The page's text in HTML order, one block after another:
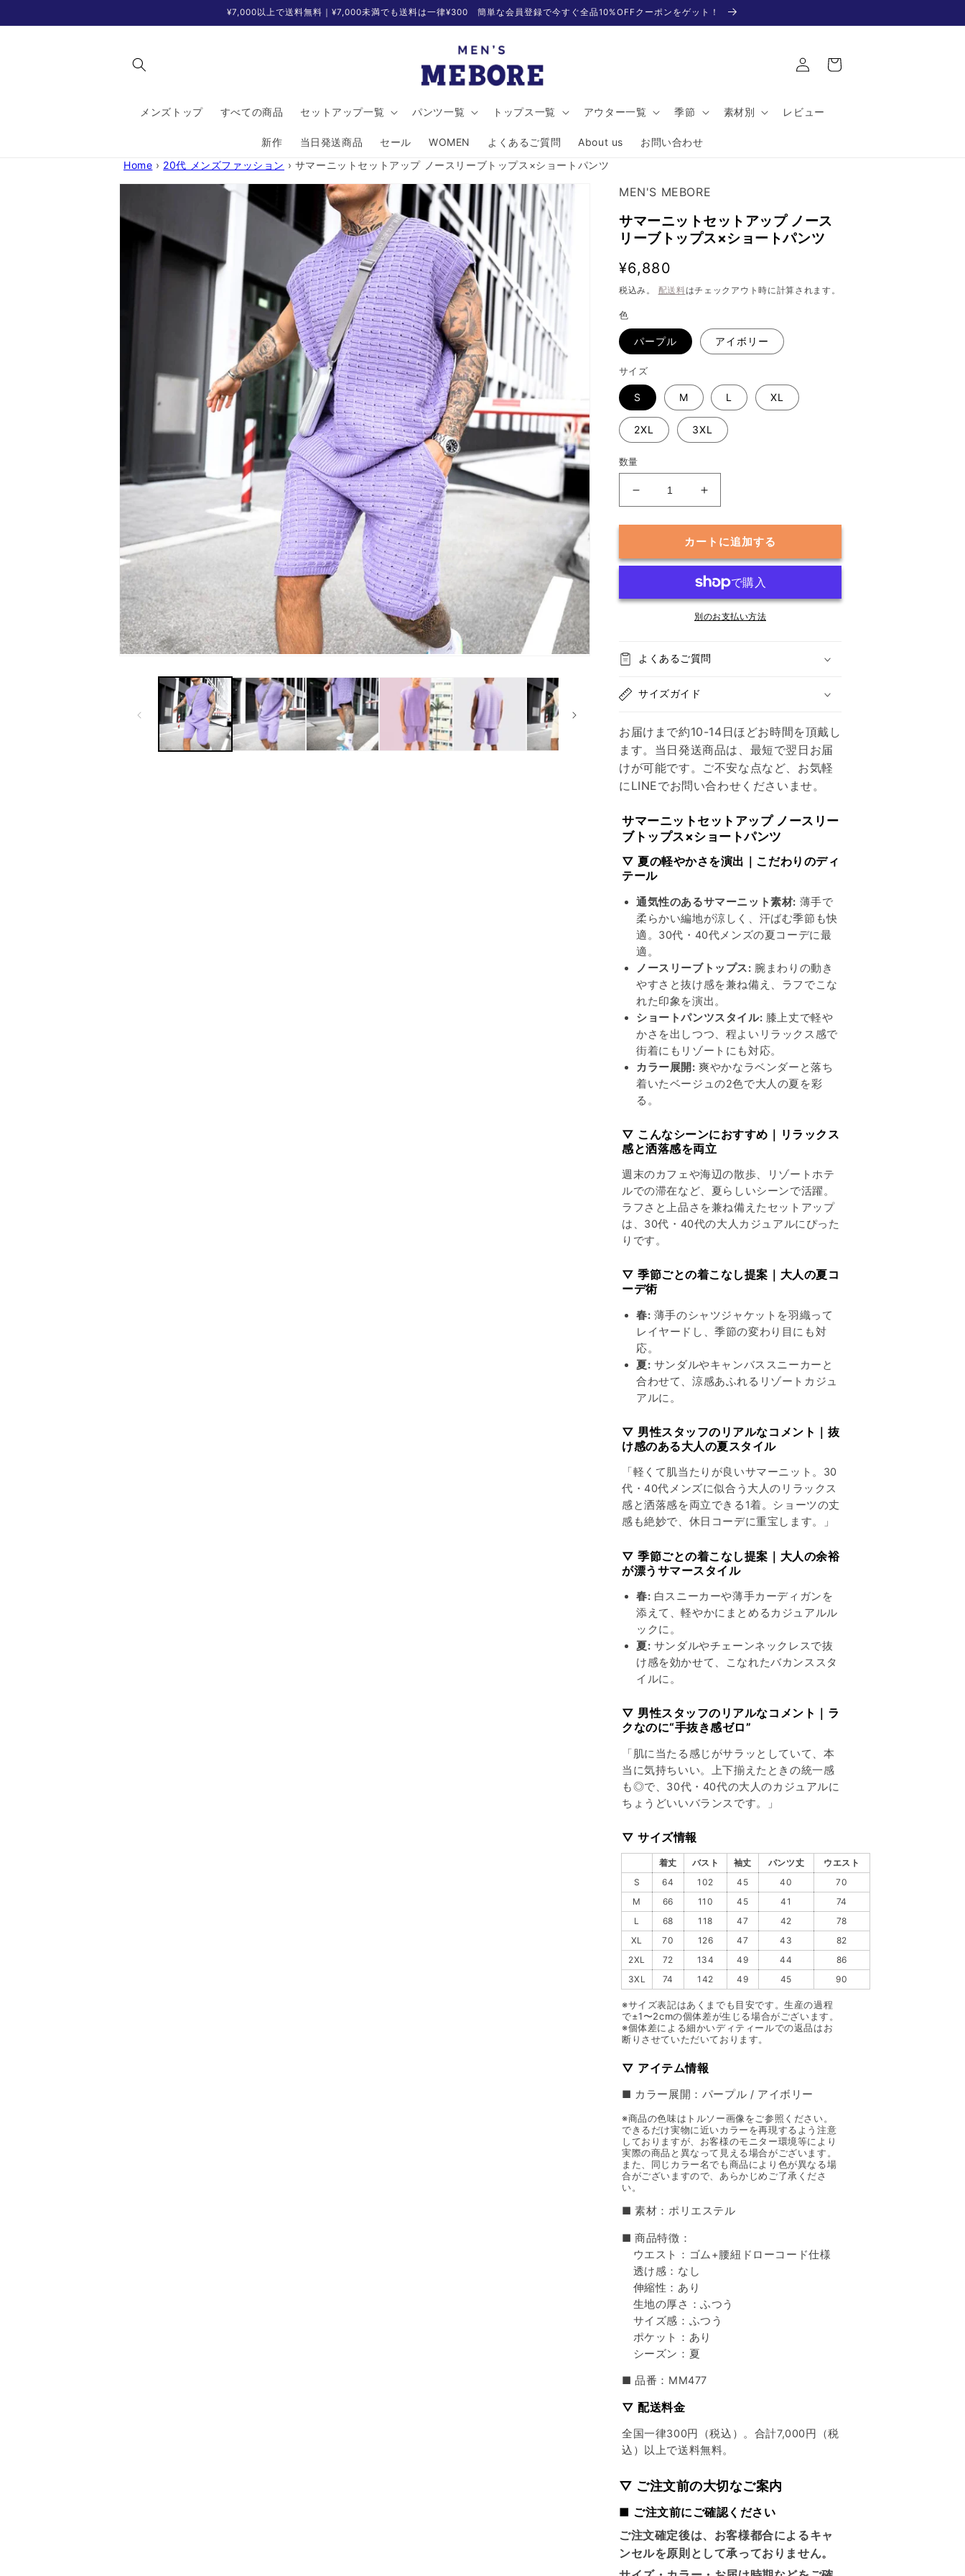
進む
¥7,000以上で送料無料｜¥7,000未満でも送料は一律¥300 簡単な会員登録で今すぐ全品10%OFFクーポンをゲット！
メンズトップ すべての商品 セットアップ一覧 パンツ一覧 トップス一覧 アウター一覧 季節 素材別 レビュー
新作 当日発送商品 セール WOMEN よくあるご質問 About us お問い合わせ
グ
イ
ー
Home › 20代 メンズファッション › サマーニットセットアップ ノースリーブトップス×ショートパンツ
商品情
MEN'S MEBORE
サマーニットセットアップ ノース
リーブトップス×ショートパンツ
通
常
格
¥6,880
税込み。 配送料はチェックアウト時に計算されます。
色
パープル アイボリー
サイズ
S M L XL
2XL 3XL
数量
ッ
セ
ア
プ
ス
リ
ー
ブ
ッ
プ
ス
×
ョ
ー
ト
パ
ン
ツ
の
数
量
を
減
ら
サ
ニ
ッ
ト
セ
ッ
ア
ス
リ
ー
ブ
ッ
プ
ス
ョ
ー
ト
パ
ン
ツ
の
数
量
を
増
カートに追加する
別のお支払い方法
よくあるご質問
サイズガイド
お届けまで約10-14日ほどお時間を頂戴し
ます。当日発送商品は、最短で翌日お届
けが可能です。ご不安な点など、お気軽
にLINEでお問い合わせくださいませ。
サマーニットセットアップ ノースリー
ブトップス×ショートパンツ
▽ 夏の軽やかさを演出｜こだわりのディ
テール
通気性のあるサマーニット素材: 薄手で
柔らかい編地が涼しく、汗ばむ季節も快
適。30代・40代メンズの夏コーデに最
適。
ノースリーブトップス: 腕まわりの動き
やすさと抜け感を兼ね備え、ラフでこな
れた印象を演出。
ショートパンツスタイル: 膝上丈で軽や
かさを出しつつ、程よいリラックス感で
街着にもリゾートにも対応。
カラー展開: 爽やかなラベンダーと落ち
着いたベージュの2色で大人の夏を彩
る。
▽ こんなシーンにおすすめ｜リラックス
感と洒落感を両立
週末のカフェや海辺の散歩、リゾートホテ
ルでの滞在など、夏らしいシーンで活躍。
ラフさと上品さを兼ね備えたセットアップ
は、30代・40代の大人カジュアルにぴった
りです。
▽ 季節ごとの着こなし提案｜大人の夏コ
ーデ術
春: 薄手のシャツジャケットを羽織って
レイヤードし、季節の変わり目にも対
応。
夏: サンダルやキャンバススニーカーと
合わせて、涼感あふれるリゾートカジュ
アルに。
▽ 男性スタッフのリアルなコメント｜抜
け感のある大人の夏スタイル
「軽くて肌当たりが良いサマーニット。30
代・40代メンズに似合う大人のリラックス
感と洒落感を両立できる1着。ショーツの丈
感も絶妙で、休日コーデに重宝します。」
▽ 季節ごとの着こなし提案｜大人の余裕
が漂うサマースタイル
春: 白スニーカーや薄手カーディガンを
添えて、軽やかにまとめるカジュアルル
ックに。
夏: サンダルやチェーンネックレスで抜
け感を効かせて、こなれたバカンススタ
イルに。
▽ 男性スタッフのリアルなコメント｜ラ
クなのに“手抜き感ゼロ”
「肌に当たる感じがサラッとしていて、本
当に気持ちいい。上下揃えたときの統一感
も◎で、30代・40代の大人のカジュアルに
ちょうどいいバランスです。」
▽ サイズ情報
着丈 バスト 袖丈 パンツ丈
ウエスト
S
64 102 45 40
70
M
66 110 45 41
74
L
68 118 47 42
78
XL
70 126 47 43
82
2XL
72 134 49 44
86
3XL
74 142 49 45 90
※サイズ表記はあくまでも目安です。生産の過程
で±1〜2cmの個体差が生じる場合がございます。
※個体差による細かいディティールでの返品はお
断りさせていただいております。
▽ アイテム情報
■ カラー展開：パープル / アイボリー
※商品の色味はトルソー画像をご参照ください。
できるだけ実物に近いカラーを再現するよう注意
しておりますが、お客様のモニター環境等により
実際の商品と異なって見える場合がございます。
また、同じカラー名でも商品により色が異なる場
合がございますので、あらかじめご了承くださ
い。
■ 素材：ポリエステル
■ 商品特徴：
ウエスト：ゴム+腰紐ドローコード仕様
透け感：なし
伸縮性：あり
生地の厚さ：ふつう
サイズ感：ふつう
ポケット：あり
シーズン：夏
■ 品番：MM477
▽ 配送料金
全国一律300円（税込）。合計7,000円（税
込）以上で送料無料。
▽ ご注文前の大切なご案内
■ ご注文前にご確認ください
ご注文確定後は、お客様都合によるキャ
ンセルを原則として承っておりません。